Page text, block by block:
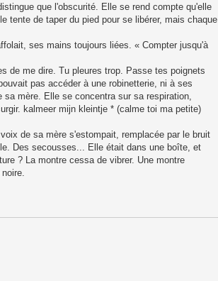
que l'obscurité. Elle se rend compte qu'elle
tente de taper du pied pour se libérer, mais chaque
ses mains toujours liées. « Compter jusqu'à
de me dire. Tu pleures trop. Passe tes poignets
pas accéder à une robinetterie, ni à ses
mère. Elle se concentra sur sa respiration,
kalmeer mijn kleintje * (calme toi ma petite)
de sa mère s'estompait, remplacée par le bruit
Des secousses... Elle était dans une boîte, et
? La montre cessa de vibrer. Une montre